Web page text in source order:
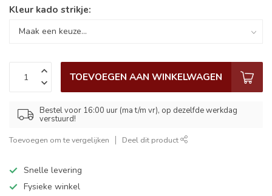
Kleur kado strikje:
TOEVOEGEN AAN WINKELWAGEN
Bestel voor 16:00 uur (ma t/m vr), op dezelfde werkdag
verstuurd!
Toevoegen om te vergelijken Deel dit product
Snelle levering
Fysieke winkel